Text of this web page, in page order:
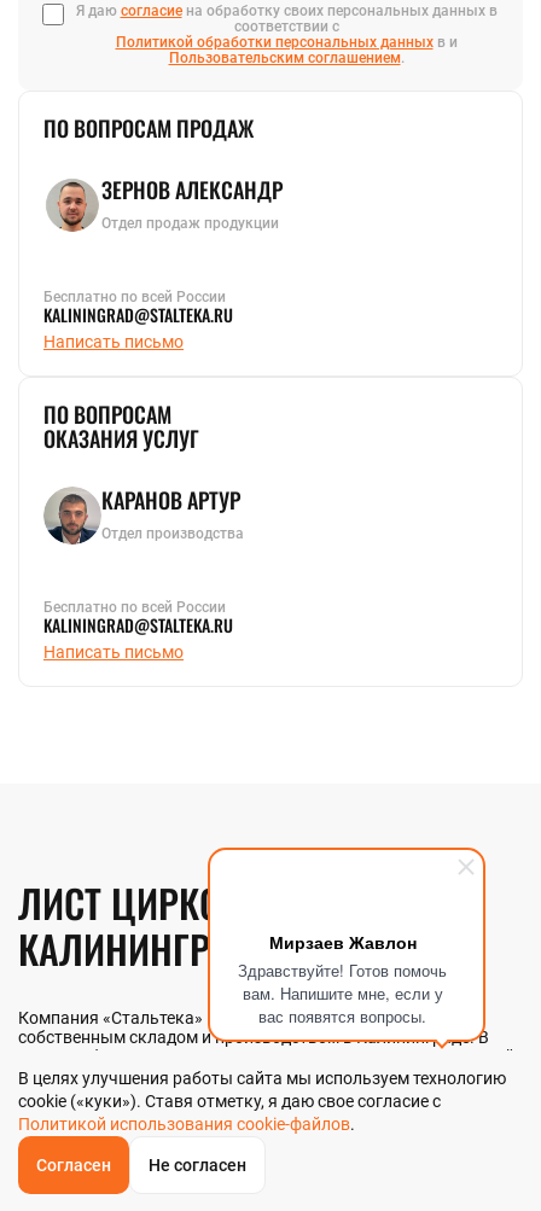
Мирзаев Жавлон
Здравствуйте! Готов помочь
вам. Напишите мне, если у
вас появятся вопросы.
ОБРАТНЫЙЗВОНОК
Я даю согласиена обработку своих персональных данных в
соответствии с
Политикой обработки персональных данныхв и
Пользовательским соглашением.
ПО ВОПРОСАМ ПРОДАЖ
ЗЕРНОВ АЛЕКСАНДР
Отдел продаж продукции
Бесплатно по всей России
KALININGRAD@STALTEKA.RU
Написать письмо
ПО ВОПРОСАМ
ОКАЗАНИЯ УСЛУГ
КАРАНОВ АРТУР
Отдел производства
Бесплатно по всей России
KALININGRAD@STALTEKA.RU
Написать письмо
ЛИСТ ЦИРКОНИЕВЫЙ В
КАЛИНИНГРАДЕ
Компания «Стальтека» — поставщик металлопроката с
собственным складом и производством в Калининграде. В
наличии более 130 видов металлопроката и 70 наименований
металлоизделий — черный, цветной и нержавеющий прокат
любых типоразмеров. Мы реализуем лист циркониевый как
оптом, так и в розницу прямо со склада из наличия или под
заказ. Контроль качества на всех этапах — от входного
анализа до отгрузки.
Главная
В целях улучшения работы сайта мы используем технологию
cookie («куки»). Ставя отметку, я даю свое согласие с
Политикой использования cookie-файлов.
Согласен Не согласен